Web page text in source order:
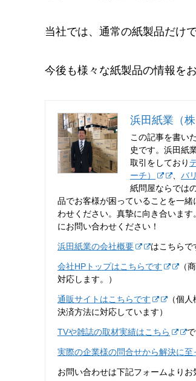
当社では、通常の紙製品だけ
今後も様々な紙製品の情報を
浜田紙業（
この記事を書い
史です。浜田紙
取引をしており
ーチ）
バ
紙問屋ならでは
品でお客様が困っていることを一
わせください。真摯に向き合いま
にお問い合わせください！
浜田紙業の会社概要 はこちらで
会社HPトップはこちらです
（
対応します。）
通販サイトはこちらです
（個
決済方法に対応しています）
TVや雑誌の取材実績はこちら
実際の企業様の問合せから解決に至
お問い合わせは下記フォームよりお